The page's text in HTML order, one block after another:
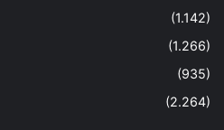
(1.142)
(1.266)
(935)
(2.264)